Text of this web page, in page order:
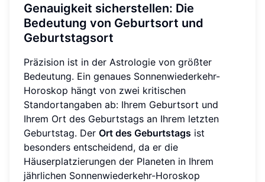
Genauigkeit sicherstellen: Die
Bedeutung von Geburtsort und
Geburtstagsort
Präzision ist in der Astrologie von größter
Bedeutung. Ein genaues Sonnenwiederkehr-
Horoskop hängt von zwei kritischen
Standortangaben ab: Ihrem Geburtsort und
Ihrem Ort des Geburtstags an Ihrem letzten
Geburtstag. Der Ort des Geburtstags ist
besonders entscheidend, da er die
Häuserplatzierungen der Planeten in Ihrem
jährlichen Sonnenwiederkehr-Horoskop